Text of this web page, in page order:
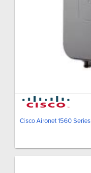
Cisco Aironet 1560 Series